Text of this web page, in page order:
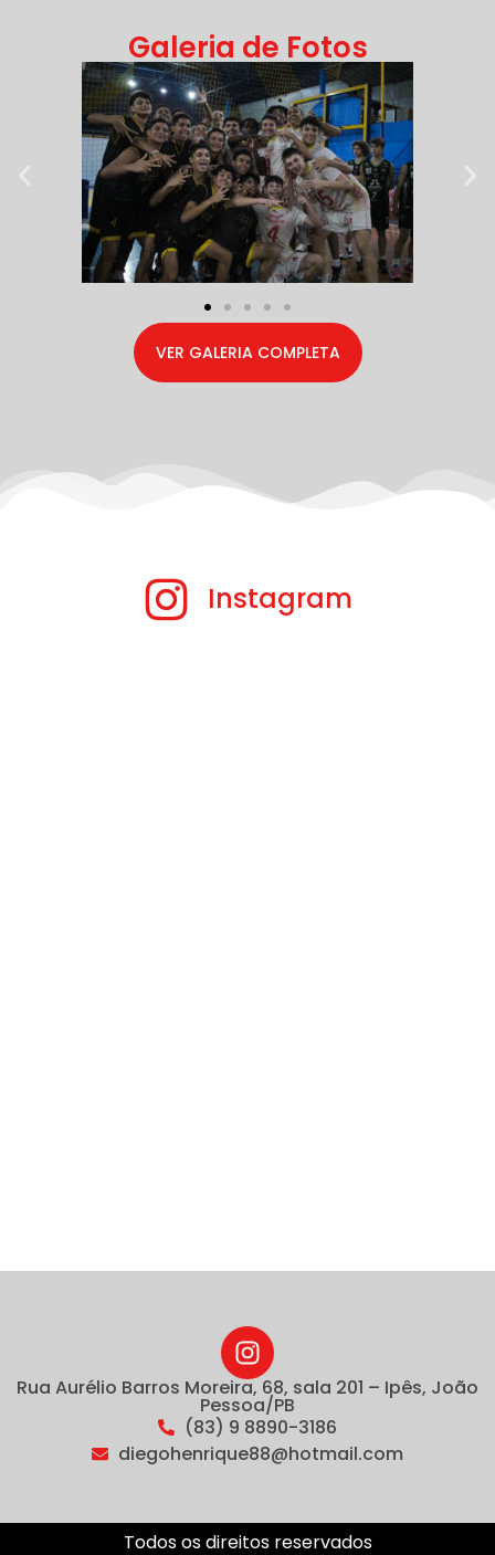
Galeria de Fotos
VER GALERIA COMPLETA
Instagram
Rua Aurélio Barros Moreira, 68, sala 201 – Ipês, João
Pessoa/PB
(83) 9 8890-3186
diegohenrique88@hotmail.com
Todos os direitos reservados